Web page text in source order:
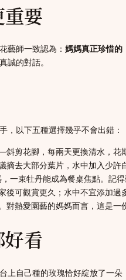
要
藝師一致認為： 媽媽真正珍惜的
誠的對話。
，以下五種選擇幾乎不會出錯：
剪花腳，每兩天更換清水，花
去大部分葉片，水中加入少許
一束牡丹能成為餐桌焦點。記得
後可觀賞更久；水中不宜添加過
對熱愛園藝的媽媽而言，這是一
看
自己種的玫瑰恰好綻放了一